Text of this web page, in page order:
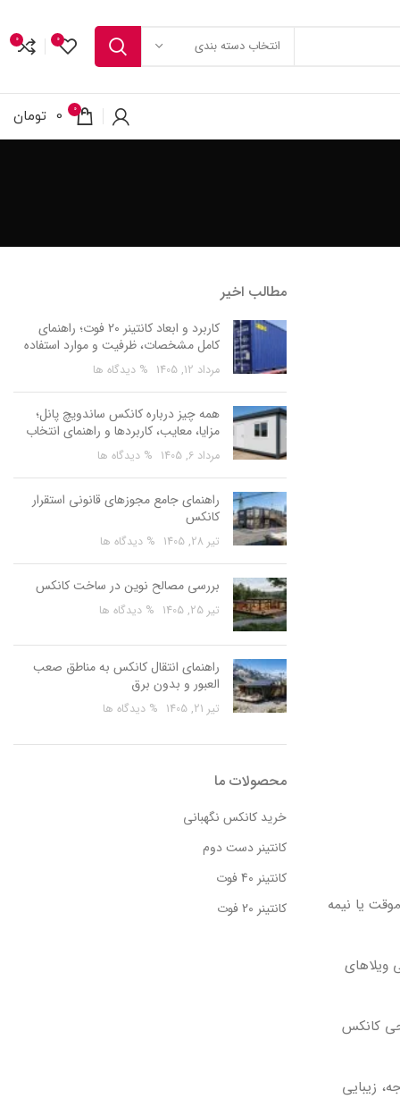
انتخاب دسته بندی 0
0
0
0 تومان
یا نیمه
ویلاهای
کانکس
زیبایی
مطالب اخیر
کاربرد و ابعاد کانتینر 20 فوت؛ راهنمای
کامل مشخصات، ظرفیت و موارد استفاده
مرداد 12, 1405 % دیدگاه ها
همه چیز درباره کانکس ساندویچ پانل؛
مزایا، معایب، کاربردها و راهنمای انتخاب
مرداد 6, 1405 % دیدگاه ها
راهنمای جامع مجوزهای قانونی استقرار
کانکس
تیر 28, 1405 % دیدگاه ها
بررسی مصالح نوین در ساخت کانکس
تیر 25, 1405 % دیدگاه ها
راهنمای انتقال کانکس به مناطق صعب
العبور و بدون برق
تیر 21, 1405 % دیدگاه ها
محصولات ما
خرید کانکس نگهبانی
کانتینر دست دوم
کانتینر 40 فوت
کانتینر 20 فوت